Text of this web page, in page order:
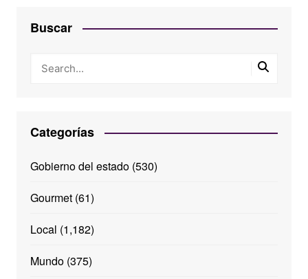
Buscar
Categorías
Gobierno del estado(530)
Gourmet(61)
Local (1,182)
Mundo(375)